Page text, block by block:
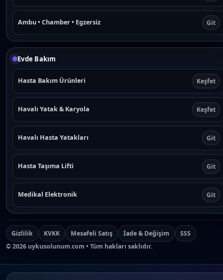
Ambu • Chamber • Egzersiz Git
Evde Bakım
Hasta Bakım Ürünleri Keşfet
Havalı Yatak & Karyola Keşfet
Havalı Hasta Yatakları Git
Hasta Taşıma Lifti Git
Medikal Elektronik Git
Gizlilik KVKK Mesafeli Satış İade & Değişim
SSS
©2026 uykusolunum.com • Tüm hakları saklıdır.